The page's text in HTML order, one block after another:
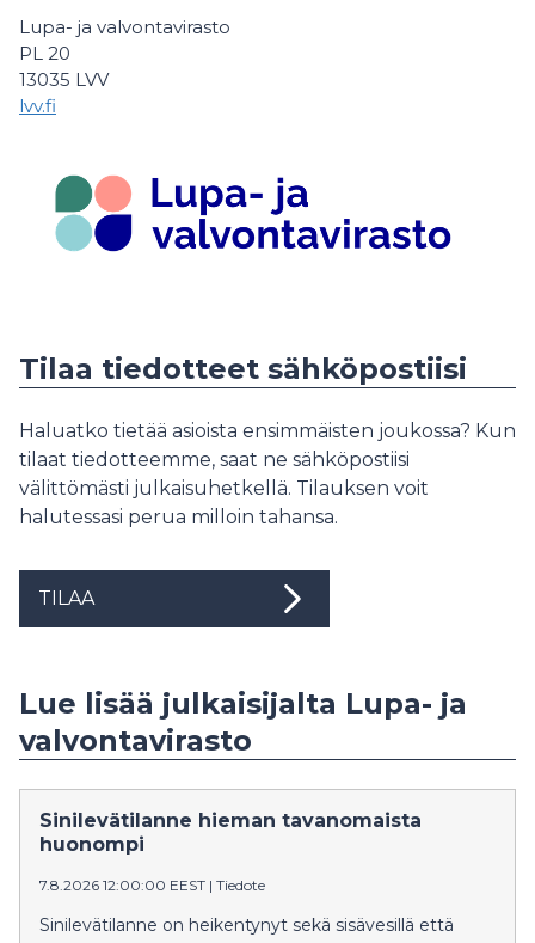
Lupa- ja valvontavirasto
PL 20
13035 LVV
lvv.fi
Tilaa tiedotteet sähköpostiisi
Haluatko tietää asioista ensimmäisten joukossa? Kun
tilaat tiedotteemme, saat ne sähköpostiisi
välittömästi julkaisuhetkellä. Tilauksen voit
halutessasi perua milloin tahansa.
TILAA
Lue lisää julkaisijalta Lupa- ja
valvontavirasto
Sinilevätilanne hieman tavanomaista
huonompi
7.8.2026 12:00:00 EEST | Tiedote
Sinilevätilanne on heikentynyt sekä sisävesillä että